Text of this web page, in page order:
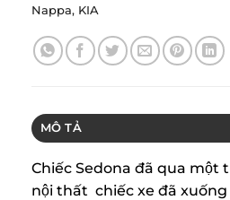
Nappa, KIA
MÔ TẢ
Chiếc Sedona đã qua một
nội thất chiếc xe đã xuống